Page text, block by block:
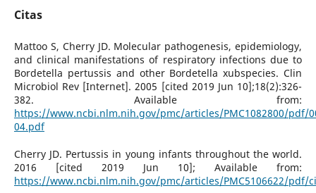
Citas
Mattoo S, Cherry JD. Molecular pathogenesis, epidemiology,
and clinical manifestations of respiratory infections due to
Bordetella pertussis and other Bordetella xubspecies. Clin
Microbiol Rev [Internet]. 2005 [cited 2019 Jun 10];18(2):326-
382. Available from:
https://www.ncbi.nlm.nih.gov/pmc/articles/PMC1082800/pdf/
04.pdf
Cherry JD. Pertussis in young infants throughout the world.
2016 [cited 2019 Jun 10]; Available from:
https://www.ncbi.nlm.nih.gov/pmc/articles/PMC5106622/pdf/